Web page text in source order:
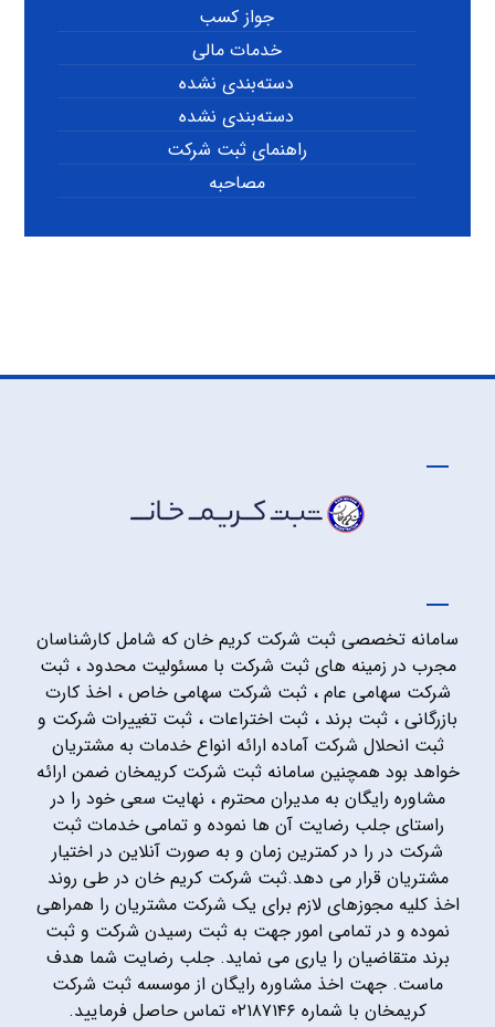
جواز کسب
خدمات مالی
دسته‌بندی نشده
دسته‌بندی نشده
راهنمای ثبت شرکت
مصاحبه
سامانه تخصصی ثبت شرکت کریم خان که شامل کارشناسان
مجرب در زمینه های ثبت شرکت با مسئولیت محدود ، ثبت
شرکت سهامی عام ، ثبت شرکت سهامی خاص ، اخذ کارت
بازرگانی ، ثبت برند ، ثبت اختراعات ، ثبت تغییرات شرکت و
ثبت انحلال شرکت آماده ارائه انواع خدمات به مشتریان
خواهد بود همچنین سامانه ثبت شرکت کریمخان ضمن ارائه
مشاوره رایگان به مدیران محترم ، نهایت سعی خود را در
راستای جلب رضایت آن ها نموده و تمامی خدمات ثبت
شرکت در را در کمترین زمان و به صورت آنلاین در اختیار
مشتریان قرار می دهد.ثبت شرکت کریم خان در طی روند
اخذ کلیه مجوزهای لازم برای یک شرکت مشتریان را همراهی
نموده و در تمامی امور جهت به ثبت رسیدن شرکت و ثبت
برند متقاضیان را یاری می نماید. جلب رضایت شما هدف
ماست. جهت اخذ مشاوره رایگان از موسسه ثبت شرکت
کریمخان با شماره ۰۲۱۸۷۱۴۶ تماس حاصل فرمایید.